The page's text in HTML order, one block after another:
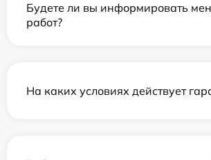
Будете ли вы информировать
работ?
На каких условиях действует